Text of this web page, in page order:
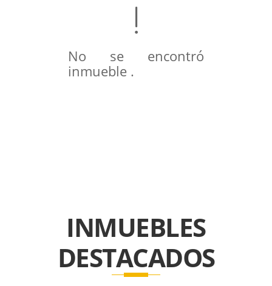
No se encontró
inmueble .
INMUEBLES
DESTACADOS